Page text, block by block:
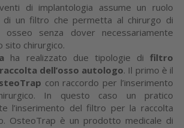
di implantologia assume un ruolo
di un filtro che permetta al chirurgo di
senza dover necessariamente
sito chirurgico.
ha realizzato due tipologie difiltro
dell’osso autologo. Il primo è il
con raccordo per l’inserimento
In questo caso un pratico
l’inserimento del filtro per la raccolta
OsteoTrap è un prodotto medicale di